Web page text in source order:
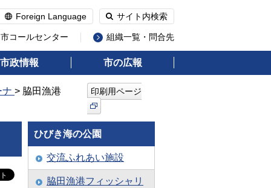
Foreign Language サイト内検索
コールセンター 組織一覧・問合先
市政情報 市の広報
ナ > 脇田漁港 印刷用ページ
ひびき海の公園
交流ふれあい施設
脇田漁港フィッシャリ